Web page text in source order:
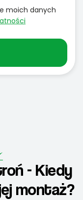
moich danych
- Kiedy
montaż?